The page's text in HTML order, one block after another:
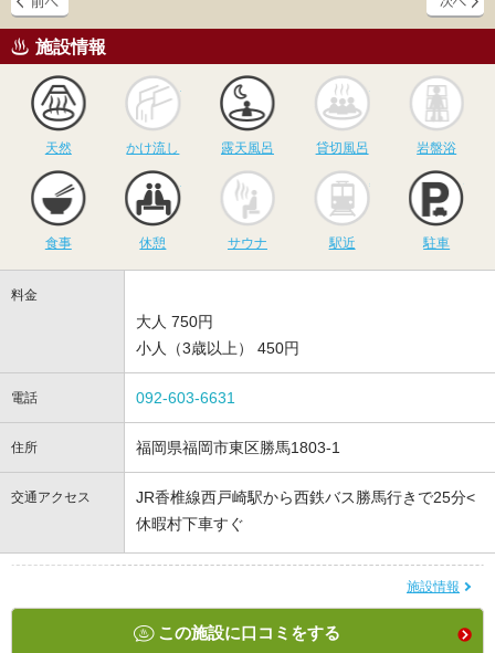
施設情報
天然
かけ流し
かけ流し
露天風呂
露天風呂
貸切風呂
貸切風呂 岩盤浴
食事 休憩
サウナ
サウナ 駅近 駐車
料金
大人 750円
小人（3歳以上） 450円
電話 092-603-6631
住所 福岡県福岡市東区勝馬1803-1
交通アクセス
JR香椎線西戸崎駅から西鉄バス勝馬行きで25分<
休暇村下車すぐ
施設情報
この施設に口コミをする